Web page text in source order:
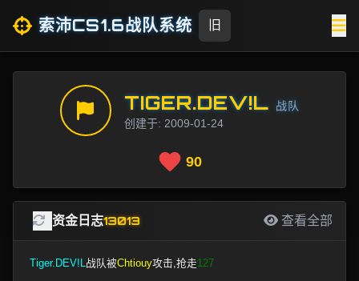
索沛CS1.6战队系统 旧
TIGER.DEV!L 战队
创建于: 2009-01-24
90
资金日志13013 查看全部
Tiger.DEV!L战队被Chtiouy攻击,抢走127